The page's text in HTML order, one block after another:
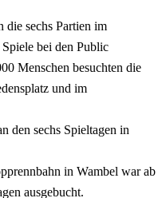
die sechs Partien im
bei den Public
Menschen besuchten die
und im
den sechs Spieltagen in
in Wambel war ab
ausgebucht.